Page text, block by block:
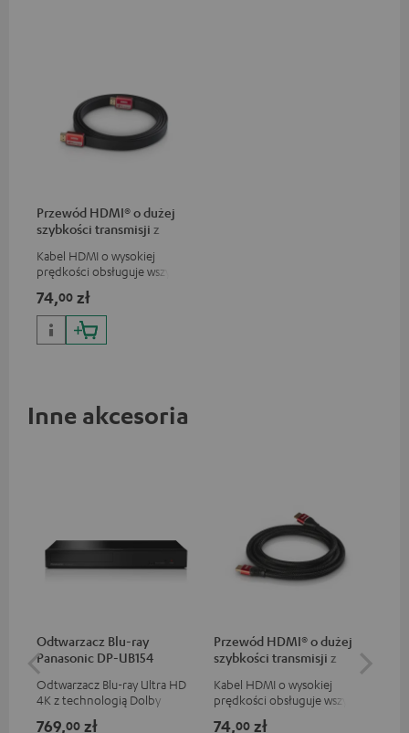
Przewód HDMI® o dużej
szybkości transmisji z
Kabel HDMI o wysokiej
prędkości obsługuje wszystkie
przykład 4K 50/60p i 4K 3D
74,00 zł
Inne akcesoria
Odtwarzacz Blu-ray
Panasonic DP-UB154
Odtwarzacz Blu-ray Ultra HD
4K z technologią Dolby
769,00 zł
Przewód HDMI® o dużej
szybkości transmisji z
Kabel HDMI o wysokiej
prędkości obsługuje wszystkie
74,00 zł